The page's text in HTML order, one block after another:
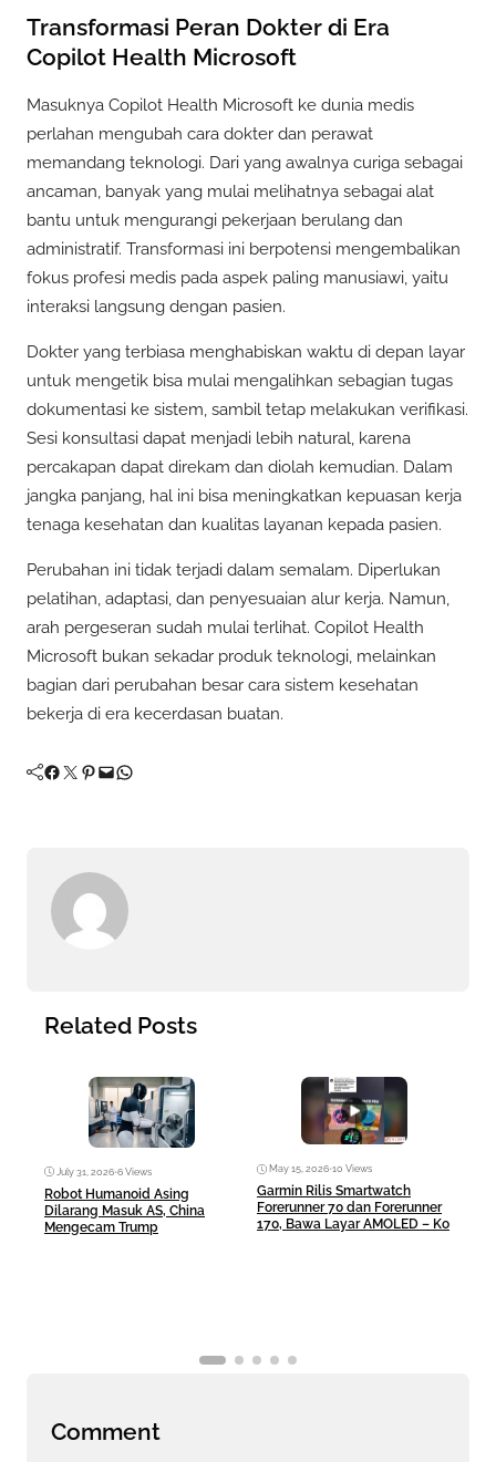
Transformasi Peran Dokter di Era
Copilot Health Microsoft
Masuknya Copilot Health Microsoft ke dunia medis
perlahan mengubah cara dokter dan perawat
memandang teknologi. Dari yang awalnya curiga sebagai
ancaman, banyak yang mulai melihatnya sebagai alat
bantu untuk mengurangi pekerjaan berulang dan
administratif. Transformasi ini berpotensi mengembalikan
fokus profesi medis pada aspek paling manusiawi, yaitu
interaksi langsung dengan pasien.
Dokter yang terbiasa menghabiskan waktu di depan layar
untuk mengetik bisa mulai mengalihkan sebagian tugas
dokumentasi ke sistem, sambil tetap melakukan verifikasi.
Sesi konsultasi dapat menjadi lebih natural, karena
percakapan dapat direkam dan diolah kemudian. Dalam
jangka panjang, hal ini bisa meningkatkan kepuasan kerja
tenaga kesehatan dan kualitas layanan kepada pasien.
Perubahan ini tidak terjadi dalam semalam. Diperlukan
pelatihan, adaptasi, dan penyesuaian alur kerja. Namun,
arah pergeseran sudah mulai terlihat. Copilot Health
Microsoft bukan sekadar produk teknologi, melainkan
bagian dari perubahan besar cara sistem kesehatan
bekerja di era kecerdasan buatan.
Facebook Twitter Pinterest Mail WhatsApp
Related Posts
July 31, 2026•6 Views
Robot Humanoid Asing
Dilarang Masuk AS, China
Mengecam Trump
May 15, 2026•10 Views
Garmin Rilis Smartwatch
Forerunner 70 dan Forerunner
170, Bawa Layar AMOLED – Ko
Comment